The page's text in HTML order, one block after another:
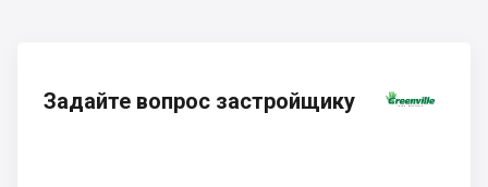
Задайте вопрос застройщику